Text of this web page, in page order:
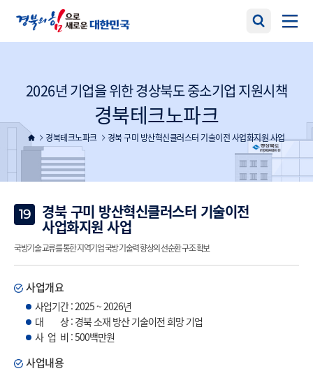
2026년 기업을 위한 경상북도 중소기업 지원시책
경북테크노파크
경북테크노파크 경북 구미 방산혁신클러스터 기술이전 사업화지원 사업
19 경북 구미 방산혁신클러스터 기술이전
사업화지원 사업
국방기술 교류를 통한 지역기업 국방 기술력 향상의 선순환 구조 확보
사업개요
사업기간 : 2025 ~ 2026년
대 상 : 경북 소재 방산 기술이전 희망 기업
사 업 비 : 500백만원
사업내용